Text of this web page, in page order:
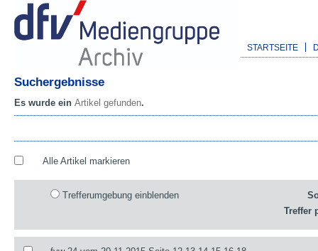
STARTSEITE
Suchergebnisse
Es wurde ein Artikel gefunden.
Alle Artikel markieren
Trefferumgebung einblenden
Treffer